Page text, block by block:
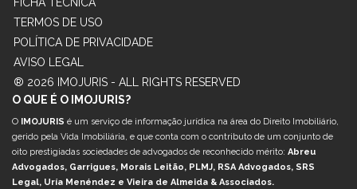
FICHA TÉCNICA
TERMOS DE USO
POLÍTICA DE PRIVACIDADE
AVISO LEGAL
® 2026 IMOJURIS - ALL RIGHTS RESERVED
O QUE É O IMOJURIS?
O IMOJURIS é um serviço de informação jurídica na área do Direito Imobiliário,
gerido pela Vida Imobiliária, e que conta com o contributo de um conjunto de
oito prestigiadas sociedades de advogados de reconhecido mérito: Abreu
Advogados, Garrigues, Morais Leitão, PLMJ, RSA Advogados, SRS
Legal, Uría Menéndez e Vieira de Almeida & Associados.